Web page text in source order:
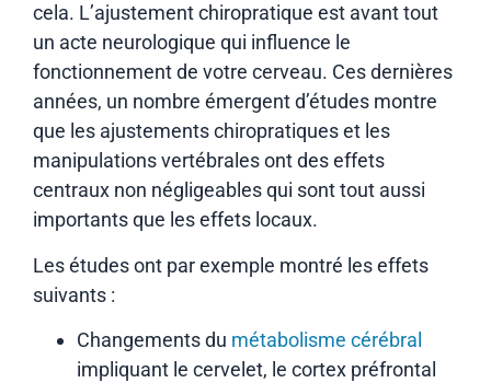
cela. L’ajustement chiropratique est avant tout
un acte neurologique qui influence le
fonctionnement de votre cerveau. Ces dernières
années, un nombre émergent d’études montre
que les ajustements chiropratiques et les
manipulations vertébrales ont des effets
centraux non négligeables qui sont tout aussi
importants que les effets locaux.
Les études ont par exemple montré les effets
suivants :
Changements du métabolisme cérébral
impliquant le cervelet, le cortex préfrontal